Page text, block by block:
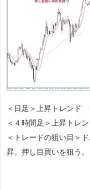
＜日足＞上昇トレン
＜４時間足＞上昇トレン
＜トレードの狙い目＞
昇。押し目買いを狙う。